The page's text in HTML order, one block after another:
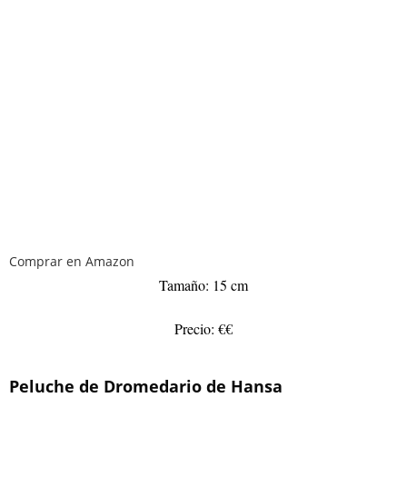
Comprar en Amazon
Tamaño: 15 cm
Precio: €€
Peluche de Dromedario de Hansa